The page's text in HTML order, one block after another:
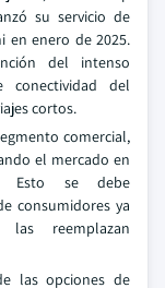
su servicio de
en enero de 2025.
del intenso
conectividad del
cortos.
comercial,
el mercado en
Esto se debe
consumidores ya
reemplazan
las opciones de